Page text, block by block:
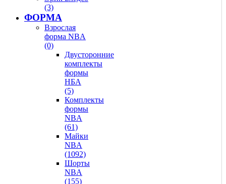
(3)
ФОРМА
Взрослая
форма NBA
(0)
Двусторонние
комплекты
формы
НБА
(5)
Комплекты
формы
NBA
(61)
Майки
NBA
(1092)
Шорты
NBA
(155)